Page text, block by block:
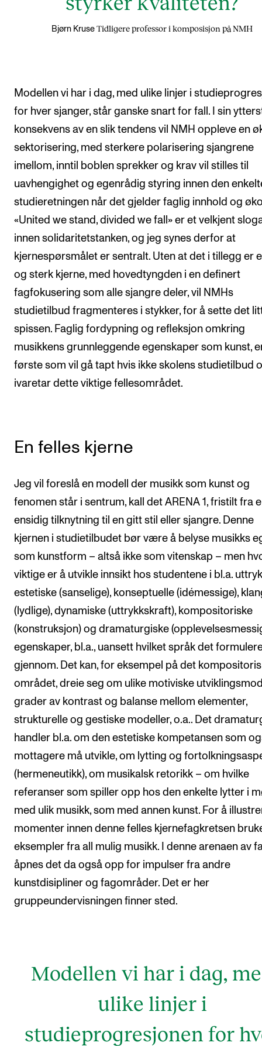
Bjørn Kruse Tidligere professor i komposisjon på NMH
Modellen vi har i dag, med ulike linjer i
for hver sjanger, står ganske snart for fall. I sin
konsekvens av en slik tendens vil NMH oppleve en
sektorisering, med sterkere polarisering sjangrene
imellom, inntil boblen sprekker og krav vil stilles til
uavhengighet og egenrådig styring innen den
studieretningen når det gjelder faglig innhold og
«United we stand, divided we fall» er et velkjent
innen solidaritetstanken, og jeg synes derfor at
kjernespørsmålet er sentralt. Uten at det i tillegg er
og sterk kjerne, med hovedtyngden i en definert
fagfokusering som alle sjangre deler, vil NMHs
studietilbud fragmenteres i stykker, for å sette det
spissen. Faglig fordypning og refleksjon omkring
musikkens grunnleggende egenskaper som kunst,
første som vil gå tapt hvis ikke skolens studietilbud
ivaretar dette viktige fellesområdet.
En felles kjerne
Jeg vil foreslå en modell der musikk som kunst og
fenomen står i sentrum, kall det ARENA 1, fristilt fra
ensidig tilknytning til en gitt stil eller sjangre. Denne
kjernen i studietilbudet bør være å belyse musikks
som kunstform – altså ikke som vitenskap – men
viktige er å utvikle innsikt hos studentene i bl.a.
estetiske (sanselige), konseptuelle (idémessige),
(lydlige), dynamiske (uttrykkskraft), kompositoriske
(konstruksjon) og dramaturgiske
egenskaper, bl.a., uansett hvilket språk det
gjennom. Det kan, for eksempel på det
området, dreie seg om ulike motiviske
grader av kontrast og balanse mellom elementer,
strukturelle og gestiske modeller, o.a.. Det
handler bl.a. om den estetiske kompetansen som
mottagere må utvikle, om lytting og
(hermeneutikk), om musikalsk retorikk – om hvilke
referanser som spiller opp hos den enkelte lytter i
med ulik musikk, som med annen kunst. For å
momenter innen denne felles kjernefagkretsen
eksempler fra all mulig musikk. I denne arenaen av
åpnes det da også opp for impulser fra andre
kunstdisipliner og fagområder. Det er her
gruppeundervisningen finner sted.
Modellen vi har i dag,
ulike linjer i
studieprogresjonen for